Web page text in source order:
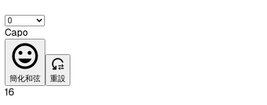
Capo
簡化和弦 重設
16